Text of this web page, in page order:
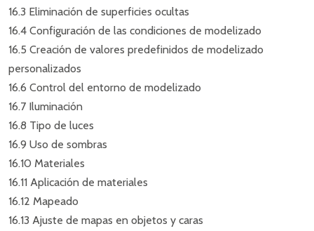
16.3 Eliminación de superficies ocultas
16.4 Configuración de las condiciones de modelizado
16.5 Creación de valores predefinidos de modelizado
personalizados
16.6 Control del entorno de modelizado
16.7 Iluminación
16.8 Tipo de luces
16.9 Uso de sombras
16.10 Materiales
16.11 Aplicación de materiales
16.12 Mapeado
16.13 Ajuste de mapas en objetos y caras